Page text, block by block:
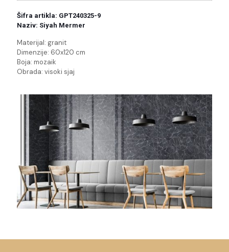
Šifra artikla: GPT240325-9
Naziv: Siyah Mermer
Materijal: granit
Dimenzije: 60x120 cm
Boja: mozaik
Obrada: visoki sjaj